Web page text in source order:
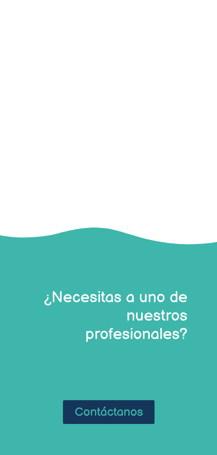
¿Necesitas a uno de
nuestros
profesionales?
Contáctanos